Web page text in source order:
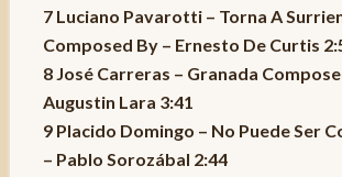
7 Luciano Pavarotti – Torna A
Composed By – Ernesto De Curtis
8 José Carreras – Granada
Augustin Lara 3:41
9 Placido Domingo – No Puede Ser
– Pablo Sorozábal 2:44